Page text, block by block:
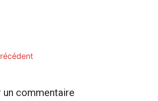
un commentaire